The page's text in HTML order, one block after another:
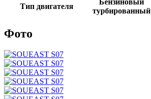
Тип двигателя
турбированный
Фото